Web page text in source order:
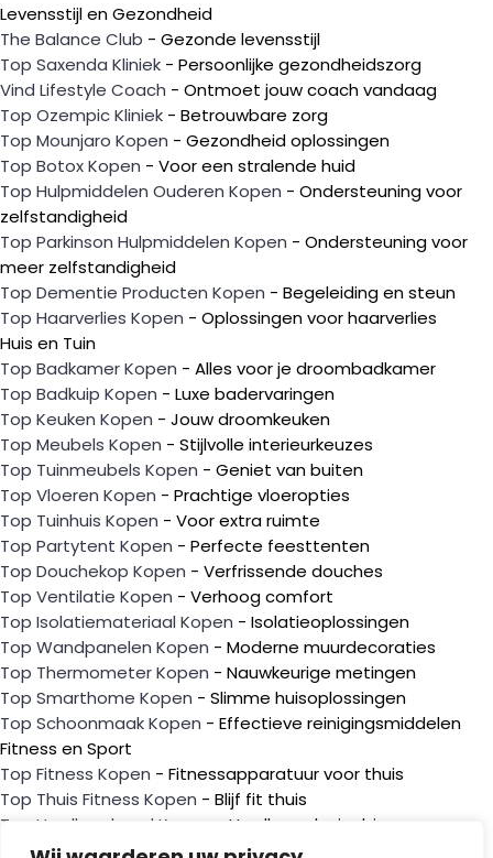
Levensstijl en Gezondheid
The Balance Club - Gezonde levensstijl
Top Saxenda Kliniek - Persoonlijke gezondheidszorg
Vind Lifestyle Coach - Ontmoet jouw coach vandaag
Top Ozempic Kliniek - Betrouwbare zorg
Top Mounjaro Kopen - Gezondheid oplossingen
Top Botox Kopen - Voor een stralende huid
Top Hulpmiddelen Ouderen Kopen - Ondersteuning voor
zelfstandigheid
Top Parkinson Hulpmiddelen Kopen - Ondersteuning voor
meer zelfstandigheid
Top Dementie Producten Kopen - Begeleiding en steun
Top Haarverlies Kopen - Oplossingen voor haarverlies
Huis en Tuin
Top Badkamer Kopen - Alles voor je droombadkamer
Top Badkuip Kopen - Luxe badervaringen
Top Keuken Kopen - Jouw droomkeuken
Top Meubels Kopen - Stijlvolle interieurkeuzes
Top Tuinmeubels Kopen - Geniet van buiten
Top Vloeren Kopen - Prachtige vloeropties
Top Tuinhuis Kopen - Voor extra ruimte
Top Partytent Kopen - Perfecte feesttenten
Top Douchekop Kopen - Verfrissende douches
Top Ventilatie Kopen - Verhoog comfort
Top Isolatiemateriaal Kopen - Isolatieoplossingen
Top Wandpanelen Kopen - Moderne muurdecoraties
Top Thermometer Kopen - Nauwkeurige metingen
Top Smarthome Kopen - Slimme huisoplossingen
Top Schoonmaak Kopen - Effectieve reinigingsmiddelen
Fitness en Sport
Top Fitness Kopen - Fitnessapparatuur voor thuis
Top Thuis Fitness Kopen - Blijf fit thuis
Top Hardloopband Kopen
- Hardloopplezier binnen
Top E-bike Kopen- Elektrisch gemak